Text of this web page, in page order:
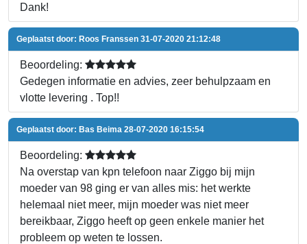
Dank!
Geplaatst door: Roos Franssen 31-07-2020 21:12:48
Beoordeling:
Gedegen informatie en advies, zeer behulpzaam en
vlotte levering . Top!!
Geplaatst door: Bas Beima 28-07-2020 16:15:54
Beoordeling:
Na overstap van kpn telefoon naar Ziggo bij mijn
moeder van 98 ging er van alles mis: het werkte
helemaal niet meer, mijn moeder was niet meer
bereikbaar, Ziggo heeft op geen enkele manier het
probleem op weten te lossen.